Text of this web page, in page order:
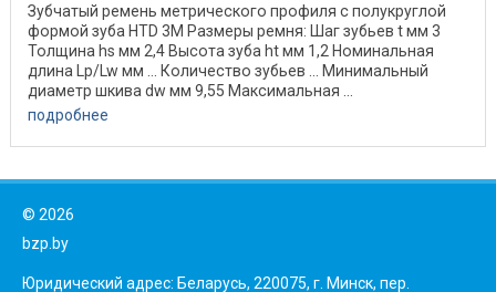
Зубчатый ремень метрического профиля с полукруглой
формой зуба HTD 3M Размеры ремня: Шаг зубьев t мм 3
Толщина hs мм 2,4 Высота зуба ht мм 1,2 Номинальная
длина Lp/Lw мм ... Количество зубьев ... Минимальный
диаметр шкива dw мм 9,55 Максимальная ...
подробнее
© 2026
bzp.by
Юридический адрес: Беларусь, 220075, г. Минск, пер.